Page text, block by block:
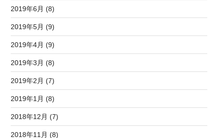
2019年6月 (8)
2019年5月 (9)
2019年4月 (9)
2019年3月 (8)
2019年2月 (7)
2019年1月 (8)
2018年12月 (7)
2018年11月 (8)